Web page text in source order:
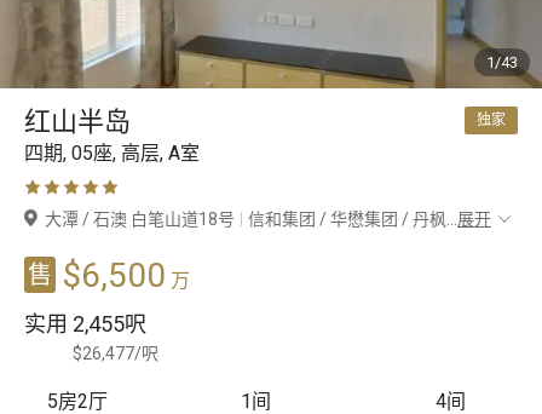
豪宅资讯
更多楼盘
豪宅专家
豪宅分行
1/43
红山半岛
四期, 05座, 高层, A室
独家
大潭 / 石澳 白笔山道18号 信和集团 / 华懋集团 / 丹枫 展开
售 $6,500 万
实用 2,455呎
$26,477/呎
5房2厅
1间 4间